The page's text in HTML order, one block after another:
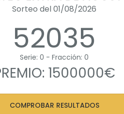
Sorteo del 01/08/2026
52035
Serie: 0 - Fracción: 0
1500000€
COMPROBAR RESULTADOS